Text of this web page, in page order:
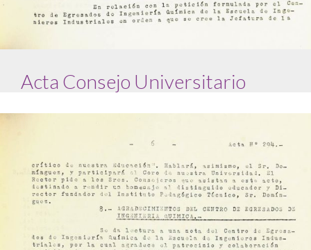
Acta Consejo Universitario